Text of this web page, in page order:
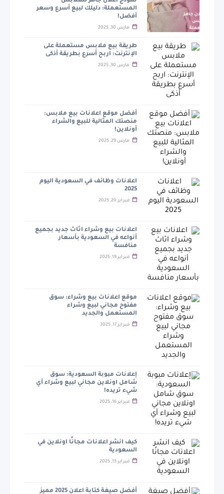
المستعملة: دليلك لبيع أسرع وسعر
أفضل!
مارس 30, 2025
طريقة بيع ملابس مستعملة على
الإنترنت: اربح أسرع بطريقة أذكى
مارس 30, 2025
أفضل موقع اعلانات بيع ملابس:
منصتك المثالية للبيع والشراء
أونلاين!
مارس 29, 2025
اعلانات وظائف في السعودية اليوم
2025
فبراير 20, 2025
اعلانات بيع وشراء اثاث جديد بجميع
أنواعه في السعودية بأسعار
منافسة
فبراير 19, 2025
موقع اعلانات بيع وشراء: سوق
مفتوح مجاني لبيع وشراء
المستعمل والجديد
فبراير 17, 2025
إعلانات مبوبة السعودية: سوق
شامل اونلاين مجاني لبيع وشراء أي
شيء تريده!
فبراير 16, 2025
كيف انشر اعلانات مجانًا اونلاين في
السعودية
فبراير 13, 2025
أفضل صيغة كتابة اعلان 2025 مميز